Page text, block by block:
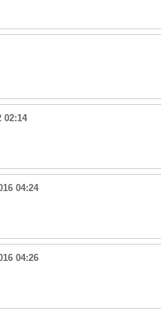
02:14
04:24
04:26